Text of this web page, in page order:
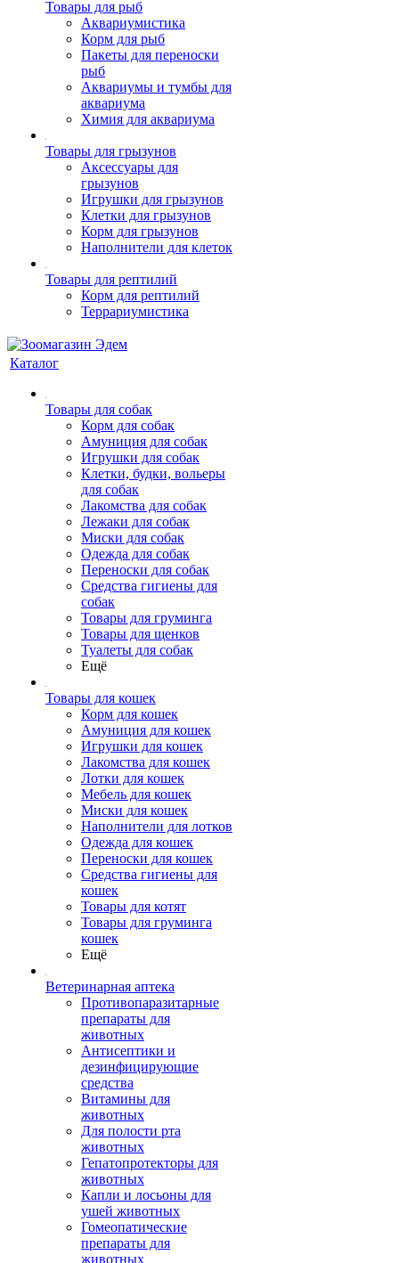
Товары для рыб
Аквариумистика
Корм для рыб
Пакеты для переноски
рыб
Аквариумы и тумбы для
аквариума
Химия для аквариума
Товары для грызунов
Аксессуары для
грызунов
Игрушки для грызунов
Клетки для грызунов
Корм для грызунов
Наполнители для клеток
Товары для рептилий
Корм для рептилий
Террариумистика
Каталог
Товары для собак
Корм для собак
Амуниция для собак
Игрушки для собак
Клетки, будки, вольеры
для собак
Лакомства для собак
Лежаки для собак
Миски для собак
Одежда для собак
Переноски для собак
Средства гигиены для
собак
Товары для груминга
Товары для щенков
Туалеты для собак
Ещё
Товары для кошек
Корм для кошек
Амуниция для кошек
Игрушки для кошек
Лакомства для кошек
Лотки для кошек
Мебель для кошек
Миски для кошек
Наполнители для лотков
Одежда для кошек
Переноски для кошек
Средства гигиены для
кошек
Товары для котят
Товары для груминга
кошек
Ещё
Ветеринарная аптека
Противопаразитарные
препараты для
животных
Антисептики и
дезинфицирующие
средства
Витамины для
животных
Для полости рта
животных
Гепатопротекторы для
животных
Капли и лосьоны для
ушей животных
Гомеопатические
препараты для
животных